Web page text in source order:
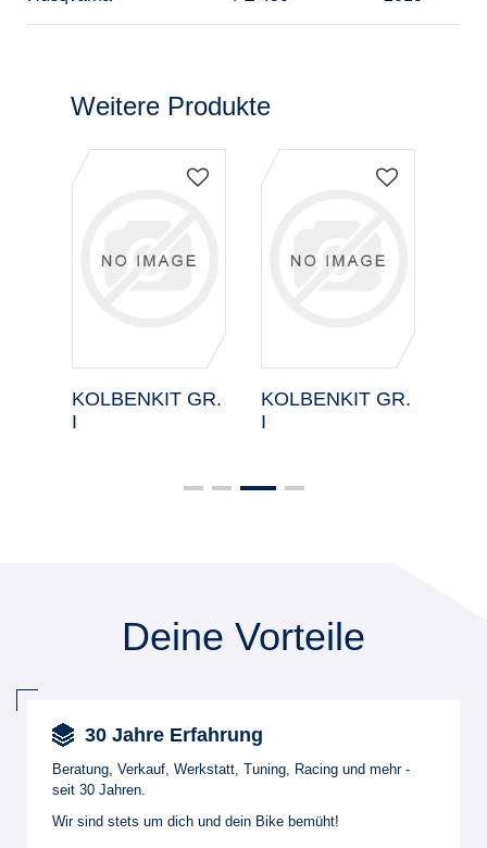
Weitere Produkte
KOLBENKIT GR.
I
KOLBENKIT GR.
I
Deine Vorteile
30 Jahre Erfahrung
Beratung, Verkauf, Werkstatt, Tuning, Racing und mehr -
seit 30 Jahren.
Wir sind stets um dich und dein Bike bemüht!